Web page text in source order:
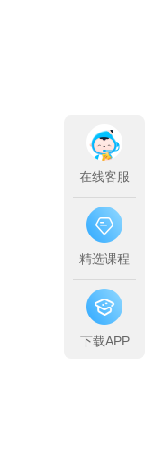
在线客服
精选课程
下载APP